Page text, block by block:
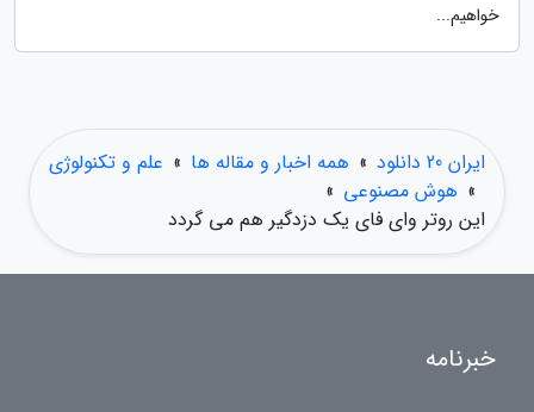
خواهیم...
ایران 20 دانلود » همه اخبار و مقاله ها » علم و تکنولوژی
» هوش مصنوعی »
این روتر وای فای یک دزدگیر هم می گردد
خبرنامه